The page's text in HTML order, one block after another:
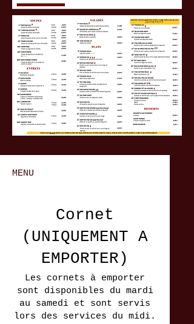
MENU
Cornet
(UNIQUEMENT A
EMPORTER)
Les cornets à emporter
sont disponibles du mardi
au samedi et sont servis
lors des services du midi.